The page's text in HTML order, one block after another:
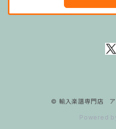
© 輸入楽譜専門店 アト
Powered